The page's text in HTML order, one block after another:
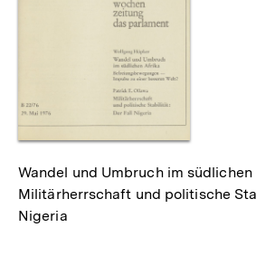
Wandel und Umbruch im
Militärherrschaft und politische
Nigeria